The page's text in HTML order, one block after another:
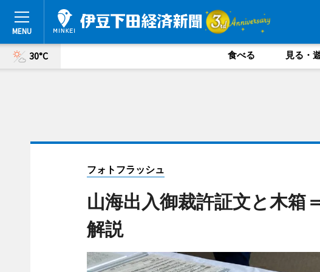
30°C 食べる 見る・
フォトフラッシュ
山海出入御裁許証文と木箱
解説